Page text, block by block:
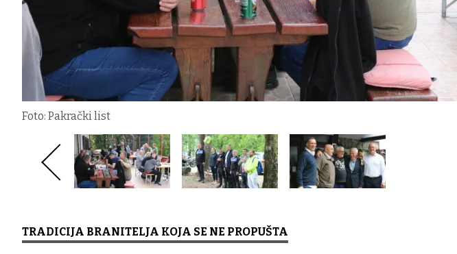
Foto: Pakrački list
TRADICIJA BRANITELJA KOJA SE NE PROPUŠTA